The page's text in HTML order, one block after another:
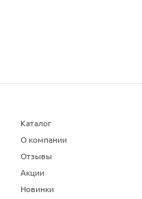
Каталог
О компании
Отзывы
Акции
Новинки